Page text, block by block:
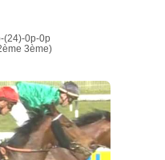
(24)-0p-0p
3ème)